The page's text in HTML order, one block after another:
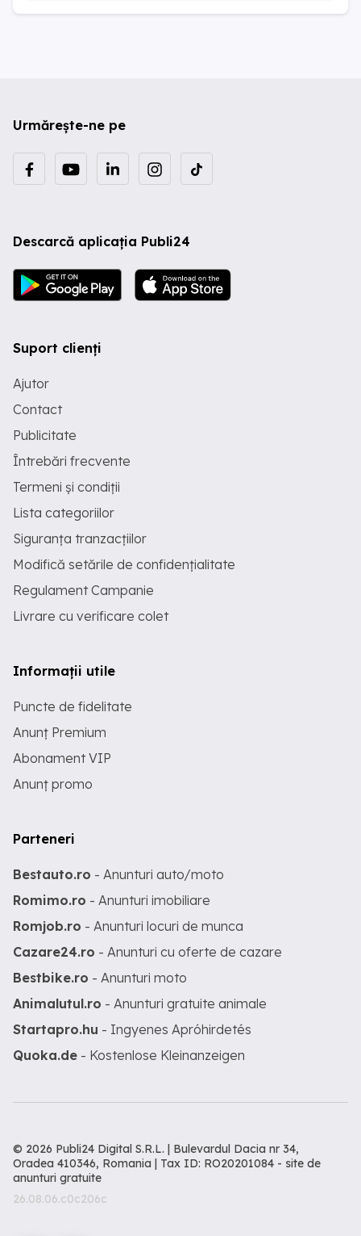
Urmărește-ne pe
Descarcă aplicația Publi24
Suport clienți
Ajutor
Contact
Publicitate
Întrebări frecvente
Termeni și condiții
Lista categoriilor
Siguranța tranzacțiilor
Modifică setările de confidențialitate
Regulament Campanie
Livrare cu verificare colet
Informații utile
Puncte de fidelitate
Anunț Premium
Abonament VIP
Anunț promo
Parteneri
Bestauto.ro - Anunturi auto/moto
Romimo.ro - Anunturi imobiliare
Romjob.ro - Anunturi locuri de munca
Cazare24.ro - Anunturi cu oferte de cazare
Bestbike.ro - Anunturi moto
Animalutul.ro - Anunturi gratuite animale
Startapro.hu - Ingyenes Apróhirdetés
Quoka.de - Kostenlose Kleinanzeigen
© 2026 Publi24 Digital S.R.L. | Bulevardul Dacia nr 34,
Oradea 410346, Romania | Tax ID: RO20201084 - site de
anunturi gratuite
26.08.06.c0c206c